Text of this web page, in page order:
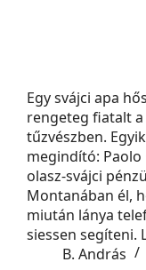
Egy svájci apa
rengeteg fiatalt
tűzvészben.
megindító: Paolo
olasz-svájci
Montanában él,
miután lánya
siessen segíteni.
B. András